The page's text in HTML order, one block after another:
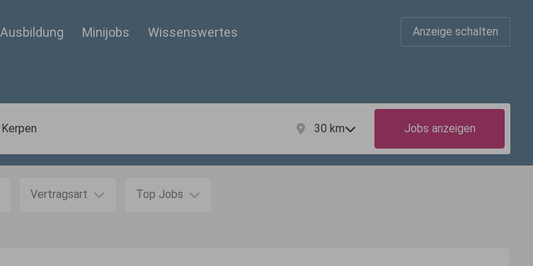
Ausbildung Minijobs Wissenswertes Anzeige schalten
30 km Jobs anzeigen
Vertragsart Top Jobs